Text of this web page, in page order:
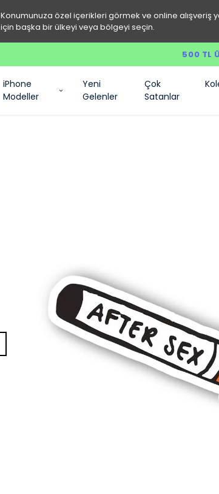
Konumunuza özel içerikleri görmek ve online alışveriş
için başka bir ülkeyi veya bölgeyi seçin.
500 TL
iPhone
Modeller
Yeni
Gelenler
Çok
Satanlar